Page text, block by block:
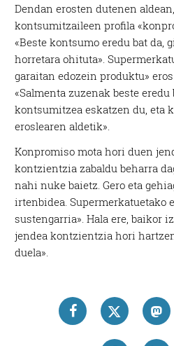
Dendan erosten dutenen
kontsumitzaileen profila
«Beste kontsumo eredu bat da,
horretara ohituta».
garaitan edozein produktu»
«Salmenta zuzenak beste
kontsumitzea eskatzen du, eta
eroslearen aldetik».
Konpromiso mota hori duen
kontzientzia zabaldu beharra
nahi nuke baietz. Gero eta
irtenbidea. Supermerkatuetako
sustengarria». Hala ere, baikor
jendea kontzientzia hori
duela».